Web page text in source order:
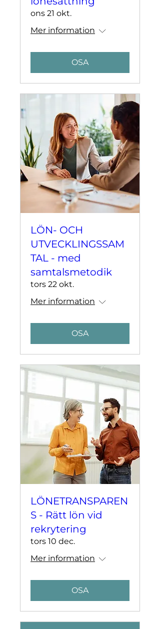
ons 21 okt.
Mer information
OSA
LÖN- OCH
UTVECKLINGSSAM
TAL - med
samtalsmetodik
tors 22 okt.
Mer information
OSA
LÖNETRANSPAREN
S - Rätt lön vid
rekrytering
tors 10 dec.
Mer information
OSA